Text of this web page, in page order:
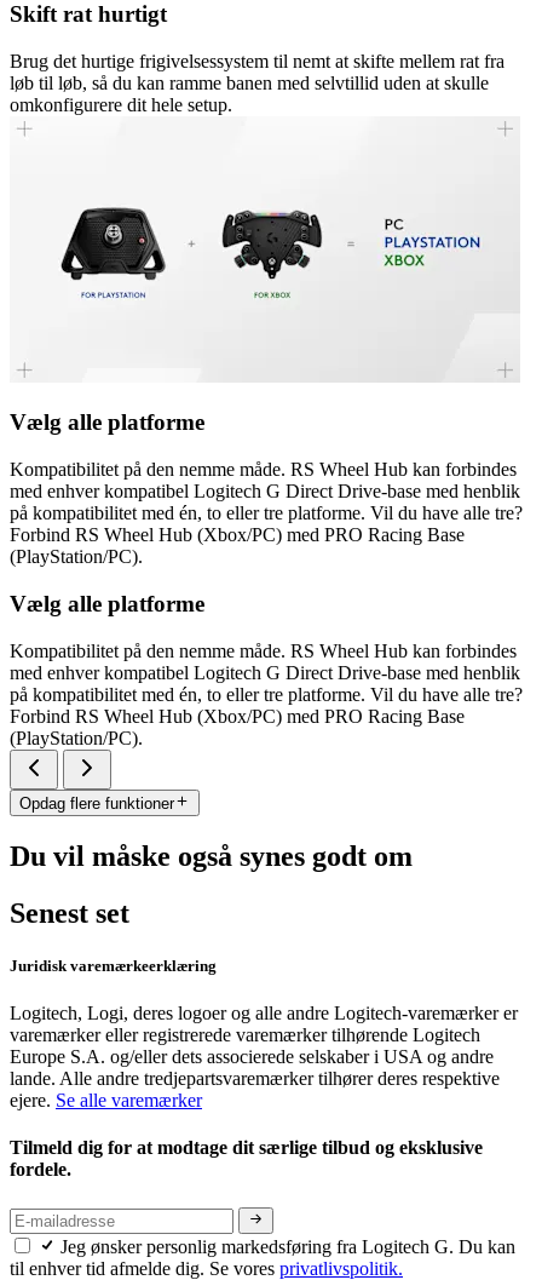
Skift rat hurtigt
Brug det hurtige frigivelsessystem til nemt at skifte mellem rat fra
løb til løb, så du kan ramme banen med selvtillid uden at skulle
omkonfigurere dit hele setup.
Vælg alle platforme
Kompatibilitet på den nemme måde. RS Wheel Hub kan forbindes
med enhver kompatibel Logitech G Direct Drive-base med henblik
på kompatibilitet med én, to eller tre platforme. Vil du have alle tre?
Forbind RS Wheel Hub (Xbox/PC) med PRO Racing Base
(PlayStation/PC).
Vælg alle platforme
Kompatibilitet på den nemme måde. RS Wheel Hub kan forbindes
med enhver kompatibel Logitech G Direct Drive-base med henblik
på kompatibilitet med én, to eller tre platforme. Vil du have alle tre?
Forbind RS Wheel Hub (Xbox/PC) med PRO Racing Base
(PlayStation/PC).
Opdag flere funktioner
Du vil måske også synes godt om
Senest set
Juridisk varemærkeerklæring
Logitech, Logi, deres logoer og alle andre Logitech-varemærker er
varemærker eller registrerede varemærker tilhørende Logitech
Europe S.A. og/eller dets associerede selskaber i USA og andre
lande. Alle andre tredjepartsvaremærker tilhører deres respektive
ejere. Se alle varemærker
Tilmeld dig for at modtage dit særlige tilbud og eksklusive
fordele.
Jeg ønsker personlig markedsføring fra Logitech G. Du kan
til enhver tid afmelde dig. Se vores privatlivspolitik.